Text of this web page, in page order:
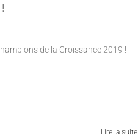
de la Croissance 2019 !
Lire la suite